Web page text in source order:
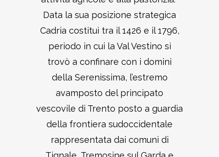
Data la sua posizione strategica
Cadria costituì tra il 1426 e il 1796,
periodo in cui la Val Vestino si
trovò a confinare con i domini
della Serenissima, l’estremo
avamposto del principato
vescovile di Trento posto a guardia
della frontiera sudoccidentale
rappresentata dai comuni di